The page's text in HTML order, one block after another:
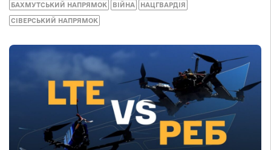
БАХМУТСЬКИЙ НАПРЯМОК ВІЙНА НАЦГВАРДІЯ
СІВЕРСЬКИЙ НАПРЯМОК